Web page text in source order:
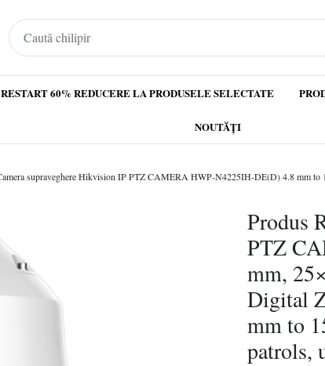
RESTART 60% REDUCERE LA PRODUSELE SELECTATE
NOUTĂȚI
Produs
PTZ
mm,
Digital
mm to
patrols,